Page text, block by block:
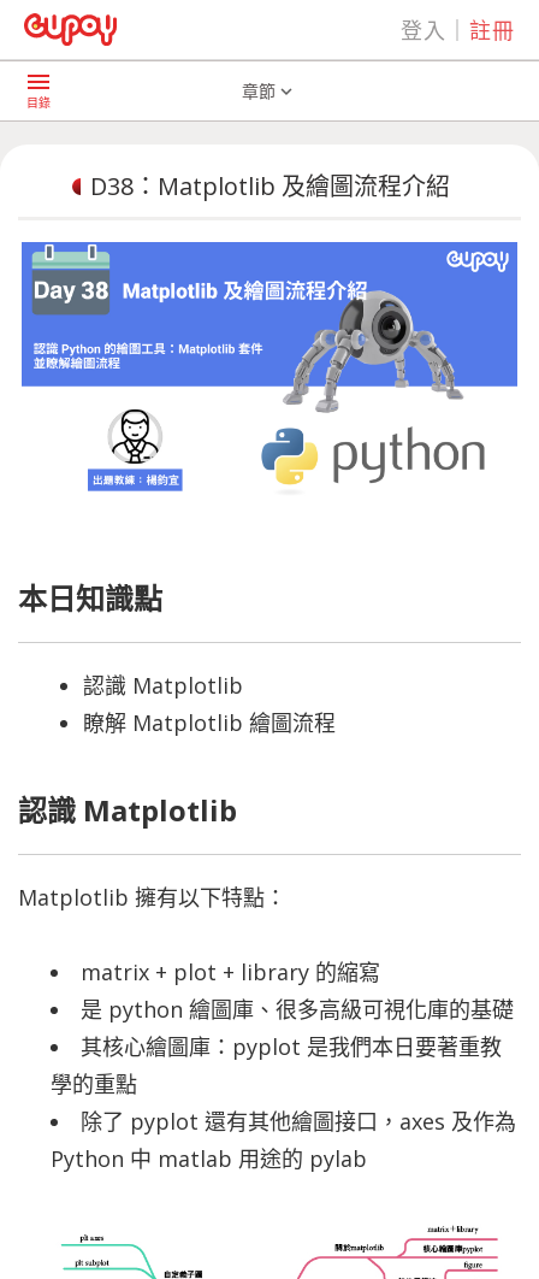
登入 ｜註冊
AI共學社群play_arrow
menu
目錄
章節 expand_more
D38：Matplotlib 及繪圖流程介紹
本日知識點
認識 Matplotlib
瞭解 Matplotlib 繪圖流程
認識 Matplotlib
Matplotlib 擁有以下特點：
matrix + plot + library 的縮寫
是 python 繪圖庫、很多高級可視化庫的基礎
其核心繪圖庫：pyplot 是我們本日要著重教
學的重點
除了 pyplot 還有其他繪圖接口，axes 及作為
Python 中 matlab 用途的 pylab